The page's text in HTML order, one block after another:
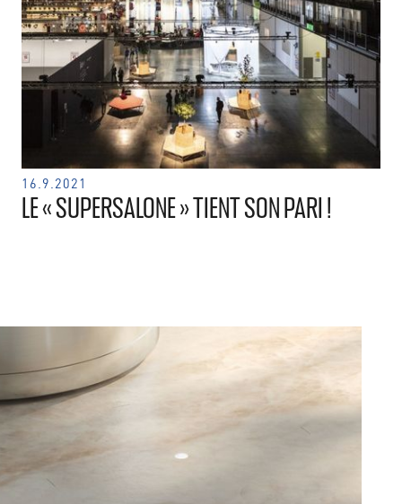
16.9.2021
LE « SUPERSALONE » TIENT SON PARI !